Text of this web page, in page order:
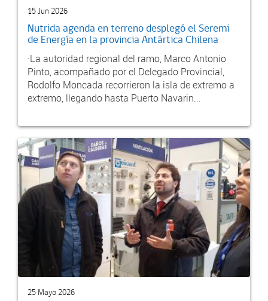
15 Jun 2026
Nutrida agenda en terreno desplegó el Seremi
de Energía en la provincia Antártica Chilena
·La autoridad regional del ramo, Marco Antonio
Pinto, acompañado por el Delegado Provincial,
Rodolfo Moncada recorrieron la isla de extremo a
extremo, llegando hasta Puerto Navarin...
25 Mayo 2026